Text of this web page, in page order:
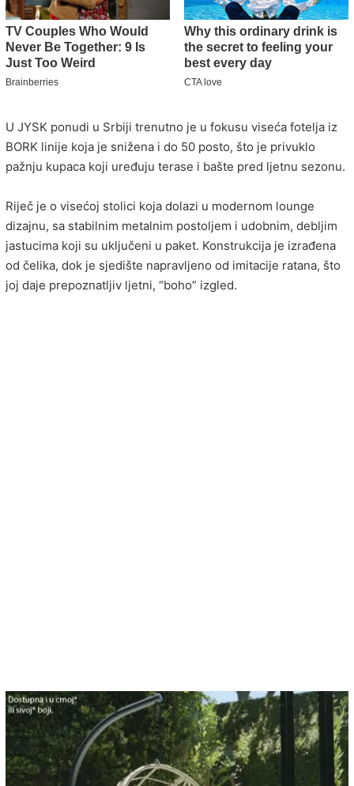
U JYSK ponudi u Srbiji trenutno je u fokusu viseća fotelja iz
BORK linije koja je snižena i do 50 posto, što je privuklo
pažnju kupaca koji uređuju terase i bašte pred ljetnu sezonu.
Riječ je o visećoj stolici koja dolazi u modernom lounge
dizajnu, sa stabilnim metalnim postoljem i udobnim, debljim
jastucima koji su uključeni u paket. Konstrukcija je izrađena
od čelika, dok je sjedište napravljeno od imitacije ratana, što
joj daje prepoznatljiv ljetni, “boho” izgled.